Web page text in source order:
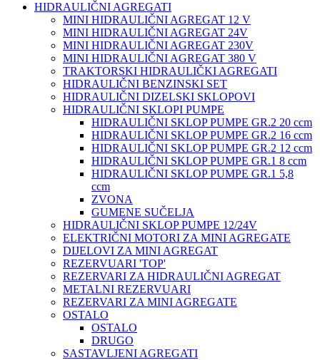
HIDRAULIČNI AGREGATI
MINI HIDRAULIČNI AGREGAT 12 V
MINI HIDRAULIČNI AGREGAT 24V
MINI HIDRAULIČNI AGREGAT 230V
MINI HIDRAULIČNI AGREGAT 380 V
TRAKTORSKI HIDRAULIČKI AGREGATI
HIDRAULIČNI BENZINSKI SET
HIDRAULIČNI DIZELSKI SKLOPOVI
HIDRAULIČNI SKLOPI PUMPE
HIDRAULIČNI SKLOP PUMPE GR.2 20 ccm
HIDRAULIČNI SKLOP PUMPE GR.2 16 ccm
HIDRAULIČNI SKLOP PUMPE GR.2 12 ccm
HIDRAULIČNI SKLOP PUMPE GR.1 8 ccm
HIDRAULIČNI SKLOP PUMPE GR.1 5,8
ccm
ZVONA
GUMENE SUČELJA
HIDRAULIČNI SKLOP PUMPE 12/24V
ELEKTRIČNI MOTORI ZA MINI AGREGATE
DIJELOVI ZA MINI AGREGAT
REZERVUARI 'TOP'
REZERVARI ZA HIDRAULIČNI AGREGAT
METALNI REZERVUARI
REZERVARI ZA MINI AGREGATE
OSTALO
OSTALO
DRUGO
SASTAVLJENI AGREGATI